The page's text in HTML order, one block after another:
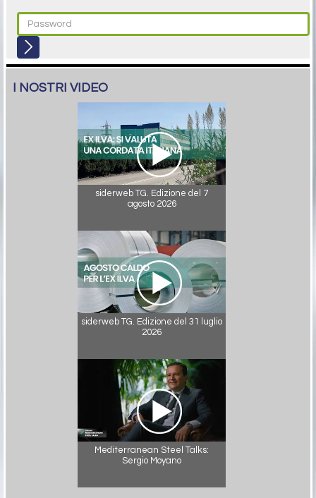
I NOSTRI VIDEO
siderweb TG. Edizione del 7
agosto 2026
siderweb TG. Edizione del 31 luglio
2026
Mediterranean Steel Talks:
Sergio Moyano